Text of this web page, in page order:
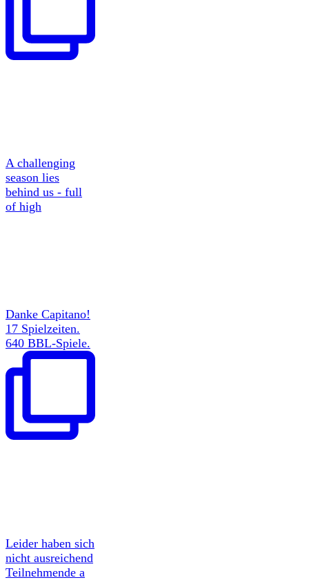
A challenging
season lies
behind us - full
of high
Danke Capitano!
17 Spielzeiten.
640 BBL-Spiele.
Leider haben sich
nicht ausreichend
Teilnehmende a